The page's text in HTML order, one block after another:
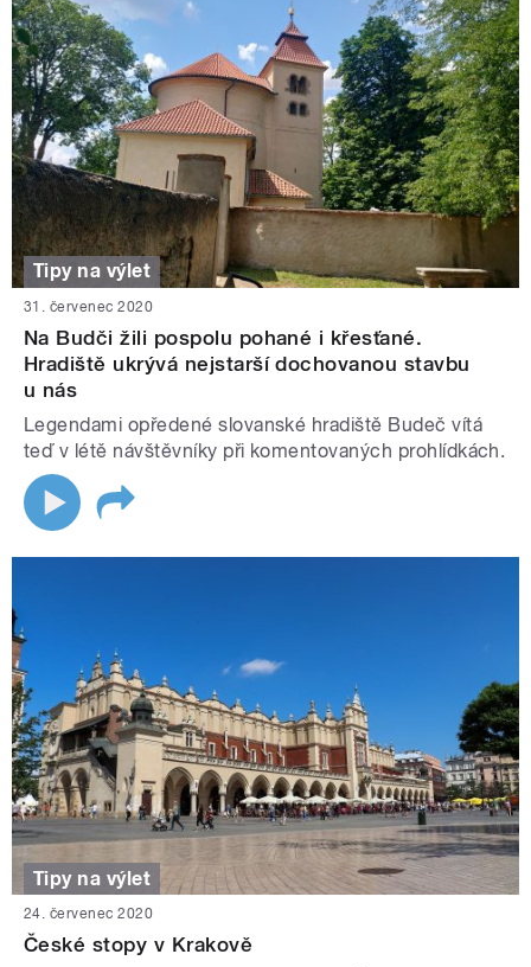
Tipy na výlet
31. červenec 2020
Na Budči žili pospolu pohané i křesťané.
Hradiště ukrývá nejstarší dochovanou stavbu
u nás
Legendami opředené slovanské hradiště Budeč vítá
teď v létě návštěvníky při komentovaných prohlídkách.
Tipy na výlet
24. červenec 2020
České stopy v Krakově